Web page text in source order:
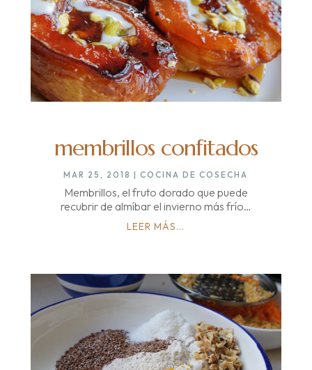
membrillos confitados
MAR 25, 2018 |COCINA DE COSECHA
Membrillos, el fruto dorado que puede
recubrir de almíbar el invierno más frío…
LEER MÁS...